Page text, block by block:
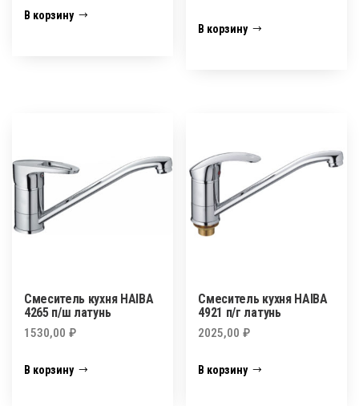
В корзину
В корзину
Смеситель кухня HAIBA
4265 п/ш латунь
1530,00 ₽
В корзину
Смеситель кухня HAIBA
4921 п/г латунь
2025,00₽
В корзину